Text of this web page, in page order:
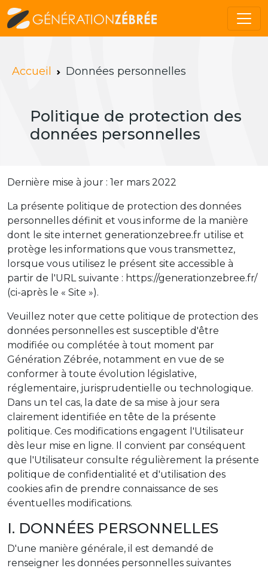
Accueil Données personnelles
Politique de protection des
données personnelles
Dernière mise à jour : 1er mars 2022
La présente politique de protection des données
personnelles définit et vous informe de la manière
dont le site internet generationzebree.fr utilise et
protège les informations que vous transmettez,
lorsque vous utilisez le présent site accessible à
partir de l'URL suivante : https://generationzebree.fr/
(ci-après le « Site »).
Veuillez noter que cette politique de protection des
données personnelles est susceptible d'être
modifiée ou complétée à tout moment par
Génération Zébrée, notamment en vue de se
conformer à toute évolution législative,
réglementaire, jurisprudentielle ou technologique.
Dans un tel cas, la date de sa mise à jour sera
clairement identifiée en tête de la présente
politique. Ces modifications engagent l'Utilisateur
dès leur mise en ligne. Il convient par conséquent
que l'Utilisateur consulte régulièrement la présente
politique de confidentialité et d'utilisation des
cookies afin de prendre connaissance de ses
éventuelles modifications.
I. DONNÉES PERSONNELLES
D'une manière générale, il est demandé de
renseigner les données personnelles suivantes